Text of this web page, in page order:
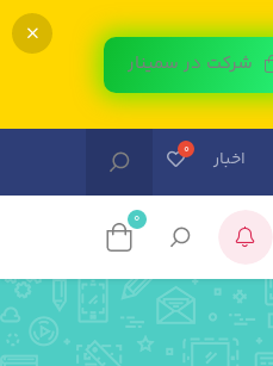
شرکت در سمینار
اخبار
0